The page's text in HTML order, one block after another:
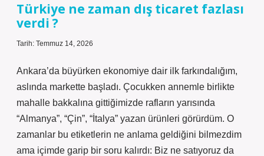
Türkiye ne zaman dış ticaret fazlası
verdi ?
Tarih: Temmuz 14, 2026
Ankara’da büyürken ekonomiye dair ilk farkındalığım,
aslında markette başladı. Çocukken annemle birlikte
mahalle bakkalına gittiğimizde rafların yarısında
“Almanya”, “Çin”, “İtalya” yazan ürünleri görürdüm. O
zamanlar bu etiketlerin ne anlama geldiğini bilmezdim
ama içimde garip bir soru kalırdı: Biz ne satıyoruz da